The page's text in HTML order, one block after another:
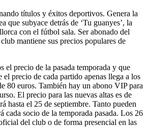
títulos y éxitos deportivos. Genera la
subyace detrás de ‘Tu guanyes’, la
con el fútbol sala. Ser abonado del
mantiene sus precios populares de
el precio de la pasada temporada y que
precio de cada partido apenas llega a los
80 euros. También hay un abono VIP para
El precio para las nuevas altas es de
hasta el 25 de septiembre. Tanto pueden
cada socio de la temporada pasada. Los 26
del club o de forma presencial en las